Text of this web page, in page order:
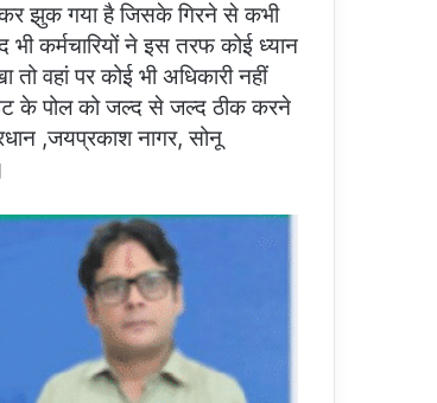
झुक गया है जिसके गिरने से कभी
कर्मचारियों ने इस तरफ कोई ध्यान
वहां पर कोई भी अधिकारी नहीं
के पोल को जल्द से जल्द ठीक करने
,जयप्रकाश नागर, सोनू